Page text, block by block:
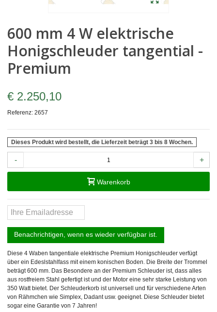
600 mm 4 W elektrische
Honigschleuder tangential -
Premium
€ 2.250,10
Referenz: 2657
Dieses Produkt wird bestellt, die Lieferzeit beträgt 3 bis 8 Wochen.
- +
Warenkorb
Benachrichtigen, wenn es wieder verfügbar ist.
Diese 4 Waben tangentiale elektrische Premium Honigschleuder verfügt
über ein Edeslstahlfass mit einem konischen Boden. Die Breite der Trommel
beträgt 600 mm. Das Besondere an der Premium Schleuder ist, dass alles
aus rostfreiem Stahl gefertigt ist und der Motor eine sehr starke Leistung von
350 Watt bietet. Der Schleuderkorb ist universell und für verschiedene Arten
von Rähmchen wie Simplex, Dadant usw. geeignet. Diese Schleuder bietet
sogar eine Garantie von 7 Jahren!